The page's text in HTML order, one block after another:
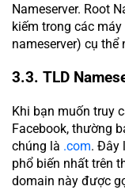
Nameserver. Root
kiếm trong các
nameserver) cụ thể
3.3. TLD
Khi bạn muốn truy
Facebook, thường
chúng là .com. Đây
phổ biến nhất trên
domain này được